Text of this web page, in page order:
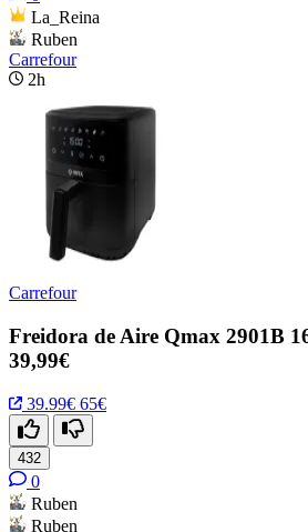
La_Reina
Ruben
Carrefour
2h
Carrefour
Freidora de Aire Qmax 2901B
39,99€
39.99€ 65€
432
0
Ruben
Ruben